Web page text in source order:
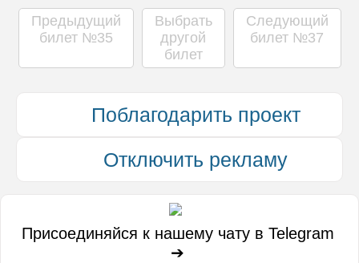
В соответствии со статьей 12.24 КоАП
Спасибо! Ваш ответ поможет нам совершенствовать
ваше имя:
в рейтинге пользователей
Предыдущий
билет №35
Выбрать
другой
билет
Следующий
билет №37
Поблагодарить проект
Отключить рекламу
Присоединяйся к нашему чату в Telegram
➔